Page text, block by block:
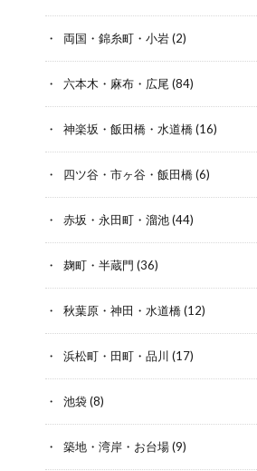
両国・錦糸町・小岩(2)
六本木・麻布・広尾(84)
神楽坂・飯田橋・水道橋(16)
四ツ谷・市ヶ谷・飯田橋(6)
赤坂・永田町・溜池(44)
麹町・半蔵門 (36)
秋葉原・神田・水道橋(12)
浜松町・田町・品川 (17)
池袋(8)
築地・湾岸・お台場(9)